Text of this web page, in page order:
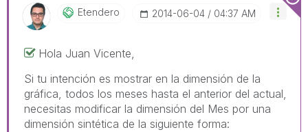
Etendero ‎2014-06-04 04:37 AM
Hola Juan Vicente,
Si tu intención es mostrar en la dimensión de la
gráfica, todos los meses hasta el anterior del actual,
necesitas modificar la dimensión del Mes por una
dimensión sintética de la siguiente forma: